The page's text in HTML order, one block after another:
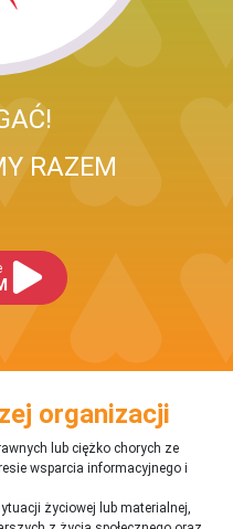
RAZEM
organizacji
lub ciężko chorych ze
wsparcia informacyjnego i
życiowej lub materialnej,